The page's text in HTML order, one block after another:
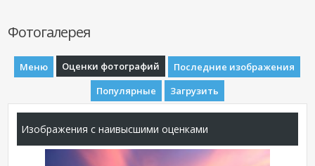
Фотогалерея
Меню Оценки фотографий
Последние изображения
Популярные
Загрузить
Изображения с наивысшими оценками